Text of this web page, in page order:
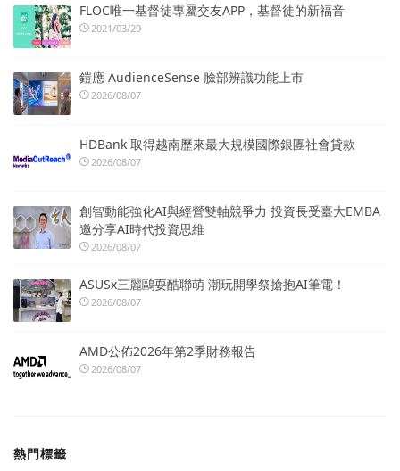
FLOC唯一基督徒專屬交友APP，基督徒的新福音
2021/03/29
鎧應 AudienceSense 臉部辨識功能上市
2026/08/07
HDBank 取得越南歷來最大規模國際銀團社會貸款
2026/08/07
創智動能強化AI與經營雙軸競爭力 投資長受臺大EMBA
邀分享AI時代投資思維
2026/08/07
ASUSx三麗鷗耍酷聯萌 潮玩開學祭搶抱AI筆電！
2026/08/07
AMD公佈2026年第2季財務報告
2026/08/07
熱門標籤